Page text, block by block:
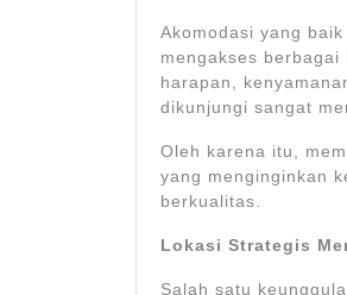
Akomodasi yang
mengakses
harapan,
dikunjungi sangat
Oleh karena itu,
yang menginginkan
berkualitas.
Lokasi Strategis
Salah satu